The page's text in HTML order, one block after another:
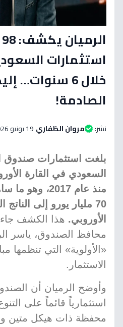
استثمارات
خلال 6
الصادمة!
نشر: مروان الظفاري 19 يونيو 2026 الساعة 08:40 صباحاً
بلغت استثمارات صندوق
منذ عام 2017،
70 مليار يورو إلى
الأوروبي. هذا الكشف
محافظ الصندوق، ياسر
«الأولوية» التي تنظمها
الاستثمار.
وأوضح الرميان أن
استثمارياً قائماً على
محفظة ذات هيكل متين